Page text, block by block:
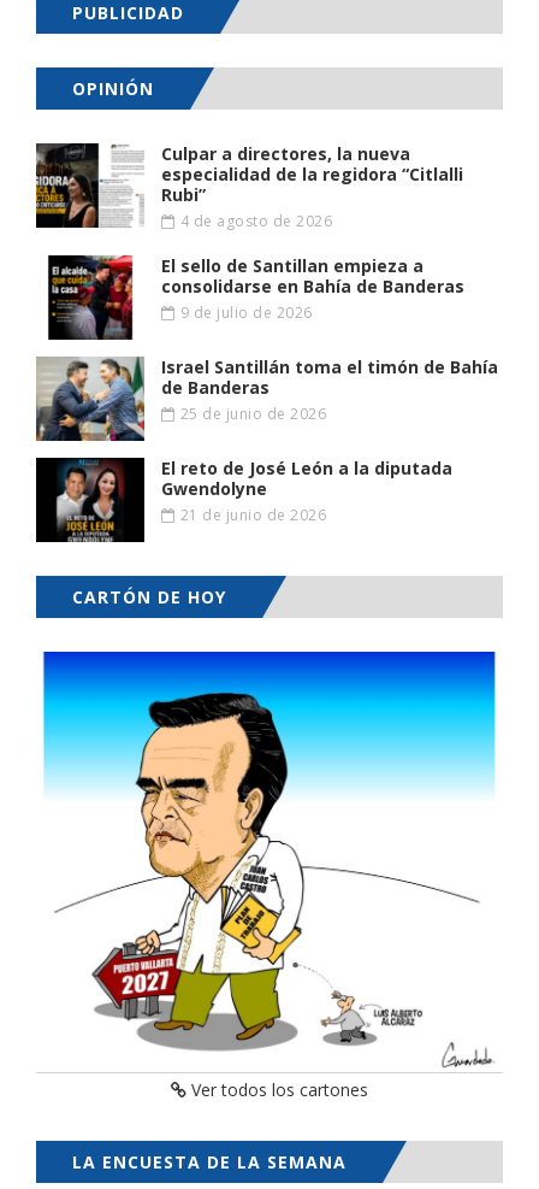
PUBLICIDAD
OPINIÓN
Culpar a directores, la nueva
especialidad de la regidora “Citlalli
Rubi”
4 de agosto de 2026
El sello de Santillan empieza a
consolidarse en Bahía de Banderas
9 de julio de 2026
Israel Santillán toma el timón de Bahía
de Banderas
25 de junio de 2026
El reto de José León a la diputada
Gwendolyne
21 de junio de 2026
CARTÓN DE HOY
Ver todos los cartones
LA ENCUESTA DE LA SEMANA